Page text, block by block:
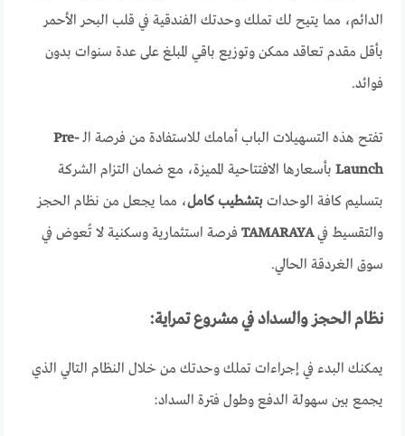
الدائم، مما يتيح لك تملك وحدتك الفندقية في قلب البحر الأحمر
بأقل مقدم تعاقد ممكن وتوزيع باقي المبلغ على عدة سنوات بدون
فوائد.
تفتح هذه التسهيلات الباب أمامك للاستفادة من فرصة الـPre-
Launch بأسعارها الافتتاحية المميزة، مع ضمان التزام الشركة
بتسليم كافة الوحداتبتشطيب كامل، مما يجعل من نظام الحجز
والتقسيط فيTAMARAYA فرصة استثمارية وسكنية لا تُعوض في
سوق الغردقة الحالي.
نظام الحجز والسداد في مشروع تمراية:
يمكنك البدء في إجراءات تملك وحدتك من خلال النظام التالي الذي
يجمع بين سهولة الدفع وطول فترة السداد: